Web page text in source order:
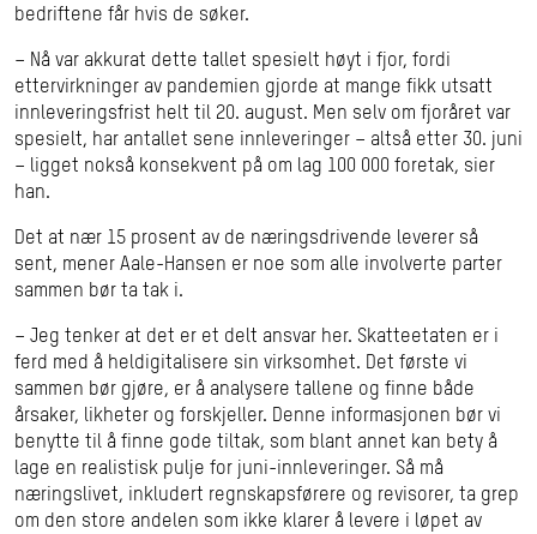
frist (30/6)
Antall levert
tilsammen
(inkl. lev. etter
utsatt frist)
710
672
720
420
723
369
Antall ikke
levert
22
25
20
bedriftene får hvis de søker.
– Nå var akkurat dette tallet spesielt høyt i fjor, fordi
ettervirkninger av pandemien gjorde at mange fikk utsatt
innleveringsfrist helt til 20. august. Men selv om fjoråret var
spesielt, har antallet sene innleveringer – altså etter 30. juni
– ligget nokså konsekvent på om lag 100 000 foretak, sier
han.
Det at nær 15 prosent av de næringsdrivende leverer så
sent, mener Aale-Hansen er noe som alle involverte parter
sammen bør ta tak i.
– Jeg tenker at det er et delt ansvar her. Skatteetaten er i
ferd med å heldigitalisere sin virksomhet. Det første vi
sammen bør gjøre, er å analysere tallene og finne både
årsaker, likheter og forskjeller. Denne informasjonen bør vi
benytte til å finne gode tiltak, som blant annet kan bety å
lage en realistisk pulje for juni-innleveringer. Så må
næringslivet, inkludert regnskapsførere og revisorer, ta grep
om den store andelen som ikke klarer å levere i løpet av